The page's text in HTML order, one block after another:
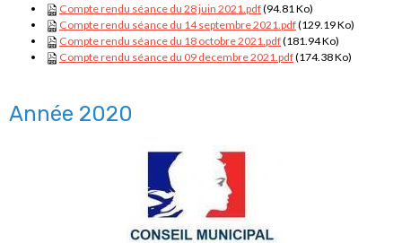
Compte rendu séance du 28 juin 2021.pdf(94.81 Ko)
Compte rendu séance du 14 septembre 2021.pdf(129.19 Ko)
Compte rendu séance du 18 octobre 2021.pdf(181.94 Ko)
Compte rendu séance du 09 decembre 2021.pdf(174.38 Ko)
Année 2020